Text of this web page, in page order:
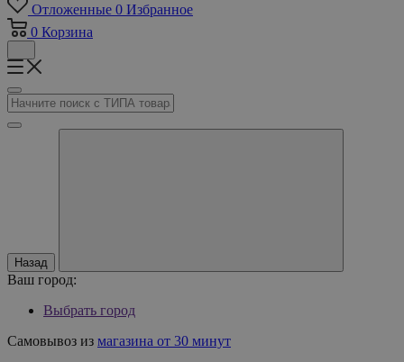
Отложенные 0 Избранное
0 Корзина
Назад
Ваш город:
Выбрать город
Самовывоз из магазина от 30 минут